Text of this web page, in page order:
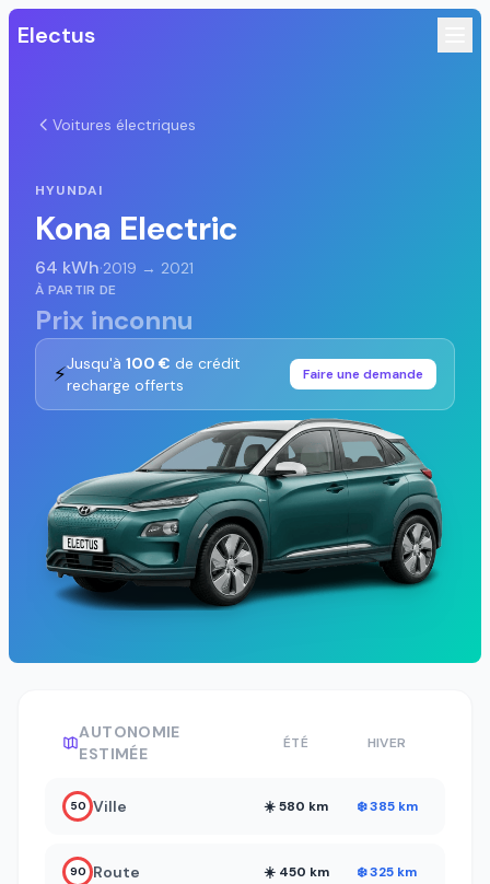
Electus
Voitures électriques
HYUNDAI
Kona Electric
64 kWh·2019 → 2021
À PARTIR DE
Prix inconnu
⚡Jusqu'à 100 € de crédit
recharge offerts
Faire une demande
AUTONOMIE
ESTIMÉE
ÉTÉ HIVER
50 Ville ☀️ 580 km ❄️ 385 km
90 Route ☀️ 450 km ❄️ 325 km